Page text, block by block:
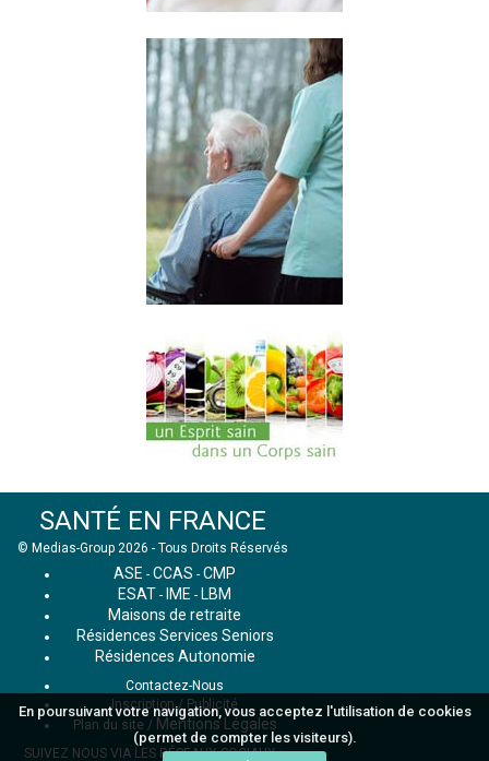
En poursuivant votre navigation, vous acceptez l'utilisation de cookies
(permet de compter les visiteurs).
SANTÉ EN FRANCE
© Medias-Group 2026 - Tous Droits Réservés
ASE - CCAS - CMP
ESAT - IME - LBM
Maisons de retraite
Résidences Services Seniors
Résidences Autonomie
Contactez-Nous
Inscription / Publicité
Plan du site / Mentions Légales
SUIVEZ NOUS VIA LES RÉSEAUX SOCIAUX :